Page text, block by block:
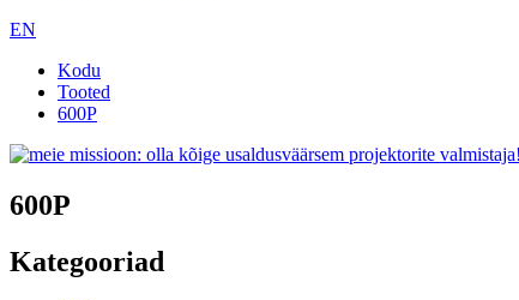
EN
Kodu
Tooted
600P
600P
Kategooriad